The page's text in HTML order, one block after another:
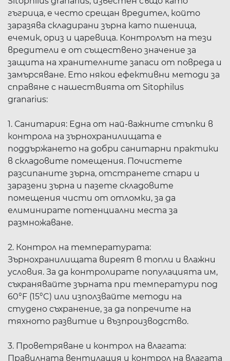
гъгрица, е често срещан вредител, който
заразява складирани зърна като пшеница,
ечемик, ориз и царевица. Контролът на тези
вредители е от съществено значение за
защита на хранителните запаси от повреда и
замърсяване. Ето някои ефективни методи за
справяне с нашествията от Sitophilus
granarius:
1. Санитария: Една от най-важните стъпки в
контрола на зърнохранилищата е
поддържането на добри санитарни практики
в складовите помещения. Почистете
разсипаните зърна, отстранете стари и
заразени зърна и пазете складовите
помещения чисти от отломки, за да
елиминирате потенциални места за
размножаване.
2. Контрол на температурата:
Зърнохранилищата виреят в топли и влажни
условия. За да контролирате популацията им,
съхранявайте зърната при температури под
60°F (15°C) или използвайте методи на
студено съхранение, за да попречите на
тяхното развитие и възпроизводство.
3. Проветряване и контрол на влагата:
Правилната вентилация и контрол на влагата